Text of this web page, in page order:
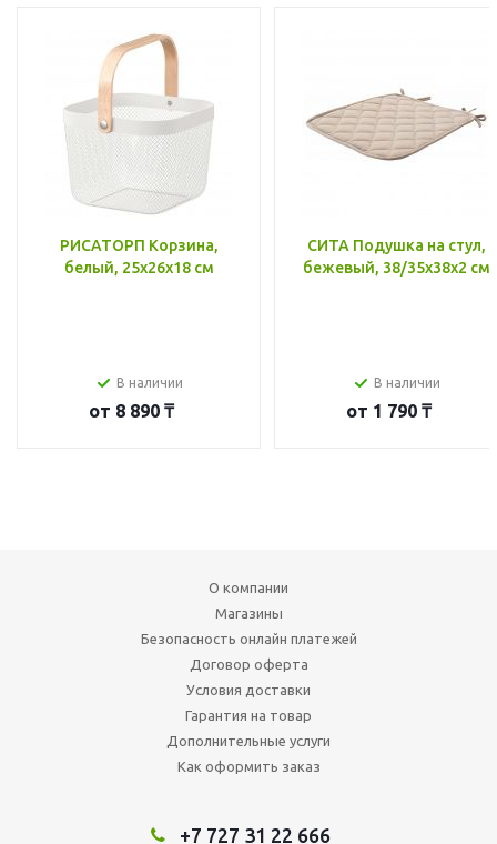
РИСАТОРП Корзина,
белый, 25x26x18 см
В наличии
от 8 890 ₸
СИТА Подушка на стул,
бежевый, 38/35x38x2 см
В наличии
от 1 790 ₸
О компании
Магазины
Безопасность онлайн платежей
Договор оферта
Условия доставки
Гарантия на товар
Дополнительные услуги
Как оформить заказ
+7 727 31 22 666